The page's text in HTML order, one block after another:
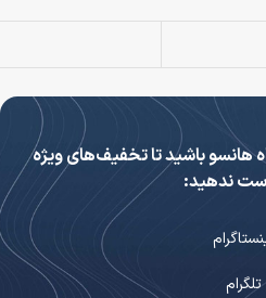
هانسو باشید تا تخفیف‌های ویژه
دست ندهید:
تلگرام